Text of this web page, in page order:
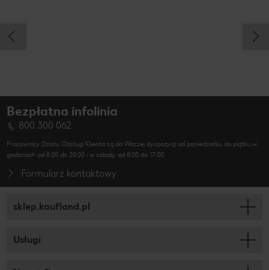
Bezpłatna infolinia
800 300 062
Pracownicy Działu Obsługi Klienta są do Waszej dyspozycji od poniedziałku do piątku w
godzinach od 8.00 do 20.00 i w soboty od 8.00 do 17.00.
Formularz kontaktowy
sklep.kaufland.pl
Usługi